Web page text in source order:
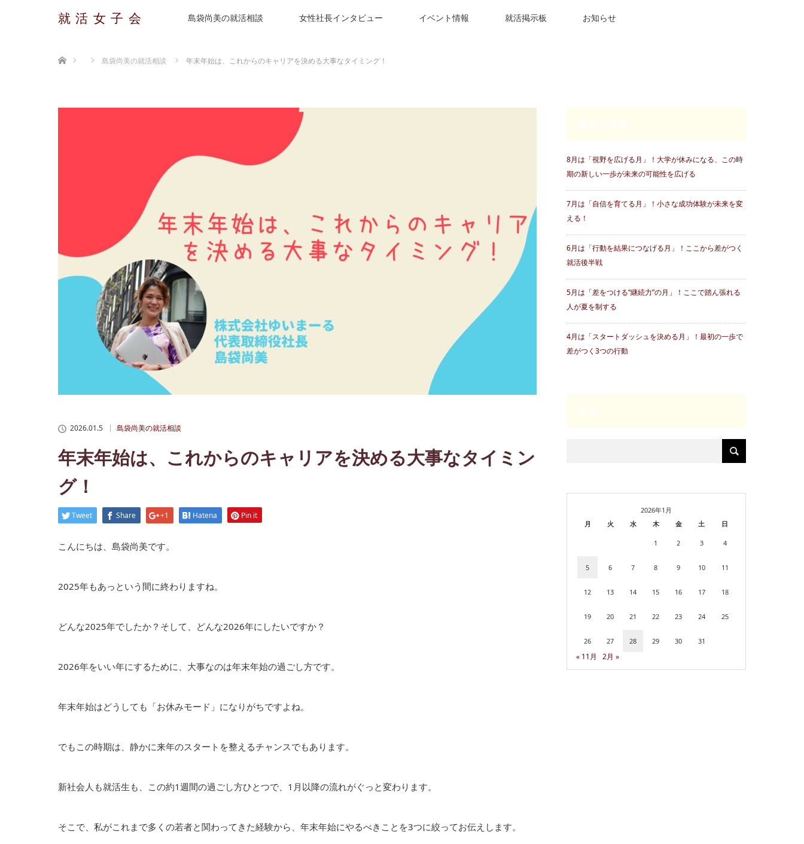
就活女子会 島袋尚美の就活相談 女性社長インタビュー イベント情報 就活掲示板 お知らせ
島袋尚美の就活相談
年末年始は、これからのキャリアを決める大事なタイミング！
2026.01.5 島袋尚美の就活相談
年末年始は、これからのキャリアを決める大事なタイミン
グ！
Tweet Share +1 Hatena Pin it
こんにちは、島袋尚美です。
2025年もあっという間に終わりますね。
どんな2025年でしたか？そして、どんな2026年にしたいですか？
2026年をいい年にするために、大事なのは年末年始の過ごし方です。
年末年始はどうしても「お休みモード」になりがちですよね。
でもこの時期は、静かに来年のスタートを整えるチャンスでもあります。
新社会人も就活生も、この約1週間の過ごし方ひとつで、1月以降の流れがぐっと変わります。
そこで、私がこれまで多くの若者と関わってきた経験から、年末年始にやるべきことを3つに絞ってお伝えします。
8月は「視野を広げる月」！大学が休みになる、この時
期の新しい一歩が未来の可能性を広げる
7月は「自信を育てる月」！小さな成功体験が未来を変
える！
6月は「行動を結果につなげる月」！ここから差がつく
就活後半戦
5月は「差をつける“継続力”の月」！ここで踏ん張れる
人が夏を制する
4月は「スタートダッシュを決める月」！最初の一歩で
差がつく3つの行動
2026年1月
月
火 水 木 金 土 日
1 2 3 4
5 6 7 8 9 10 11
12 13 14 15 16 17 18
19 20 21 22 23 24 25
26 27 28 29 30 31
« 11月 2月 »